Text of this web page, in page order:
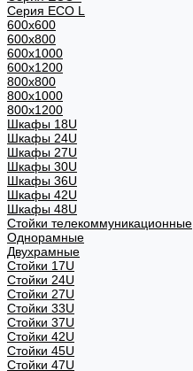
Серия ECO L
600x600
600x800
600х1000
600х1200
800x800
800х1000
800х1200
Шкафы 18U
Шкафы 24U
Шкафы 27U
Шкафы 30U
Шкафы 36U
Шкафы 42U
Шкафы 48U
Стойки телекоммуникационные
Однорамные
Двухрамные
Стойки 17U
Стойки 24U
Стойки 27U
Стойки 33U
Стойки 37U
Стойки 42U
Стойки 45U
Стойки 47U